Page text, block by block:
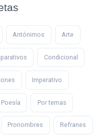
Antónimos Arte
Condicional
Imperativo
Poesía Por temas
Pronombres Refranes